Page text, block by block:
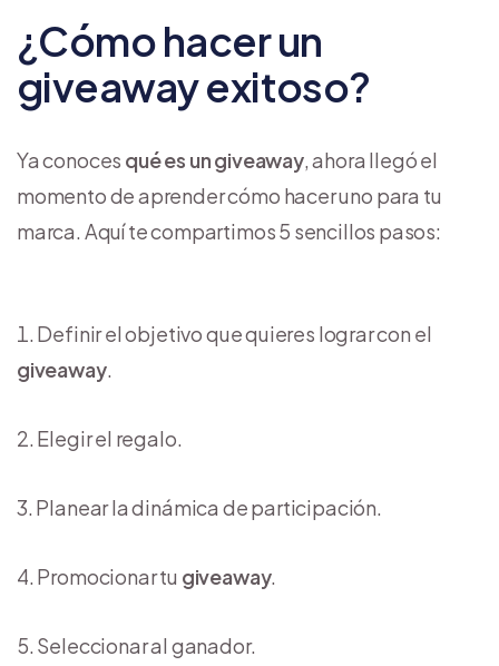
¿Cómo hacer un
giveaway exitoso?
Ya conoces qué es un giveaway, ahora llegó el
momento de aprender cómo hacer uno para tu
marca. Aquí te compartimos 5 sencillos pasos:
Definir el objetivo que quieres lograr con el
giveaway.
Elegir el regalo.
Planear la dinámica de participación.
Promocionar tu giveaway.
Seleccionar al ganador.